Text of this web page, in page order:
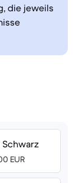
die jeweils
Schwarz
EUR